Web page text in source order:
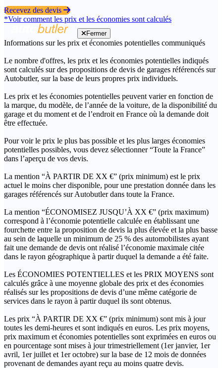
Recevez des devis
*Voir comment les prix et les économies sont calculés
Fermer
Informations sur les prix et économies potentielles communiqués
Le nombre d'offres, les prix et les économies potentielles indiqués
sont calculés sur des propositions de devis de garages référencés sur
Autobutler, sur la base de leurs propres prix individuels.
Les prix et les économies potentielles peuvent varier en fonction de
la marque, du modèle, de l’année de la voiture, de la disponibilité du
garage et du moment et de l’endroit en France où la demande doit
être effectuée.
Pour voir le prix le plus bas possible et les plus larges économies
potentielles possibles, vous devez sélectionner “Toute la France”
dans l’aperçu de vos devis.
La mention “À PARTIR DE XX €” (prix minimum) est le prix
actuel le moins cher disponible, pour une prestation donnée dans les
garages référencés sur Autobutler dans toute la France.
La mention “ÉCONOMISEZ JUSQU’À XX €” (prix maximum)
correspond à l’économie potentielle calculée en établissant une
fourchette entre la proposition de devis la plus élevée et la plus basse
au sein de laquelle un minimum de 25 % des automobilistes ayant
fait une demande de devis ont réalisé l’économie maximale citée
dans le rayon géographique à partir duquel la demande a été faite.
Les ÉCONOMIES POTENTIELLES et les PRIX MOYENS sont
calculés grâce à une moyenne globale des prix et des économies
réalisés sur les propositions de devis d’une même catégorie de
services dans le rayon à partir duquel ils sont obtenus.
Les prix “À PARTIR DE XX €” (prix minimum) sont mis à jour
toutes les demi-heures et sont indiqués en euros. Les prix moyens,
prix maximum et économies potentielles sont exprimées en euros ou
en pourcentage sont mises à jour trimestriellement (1er janvier, 1er
avril, 1er juillet et 1er octobre) sur la base de 12 mois de données
provenant de demandes ayant reçu au moins quatre devis.